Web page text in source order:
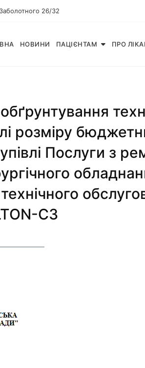
26/32
НОВИНИ ПАЦІЄНТАМ ПРО
розміру
Послуги з
C3